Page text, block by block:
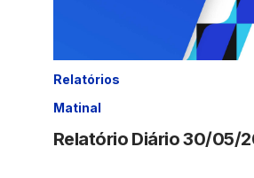
Relatórios
Matinal
Relatório Diário 30/05/